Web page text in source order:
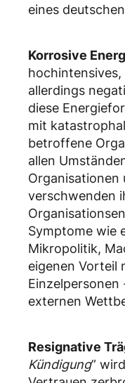
eines
Korrosive
allerdings
diese
mit
betroffene
allen
Organisationen
verschwenden
Symptome wie
Mikropolitik,
eigenen Vorteil
Einzelpersonen
externen
Resignative
Kündigung”